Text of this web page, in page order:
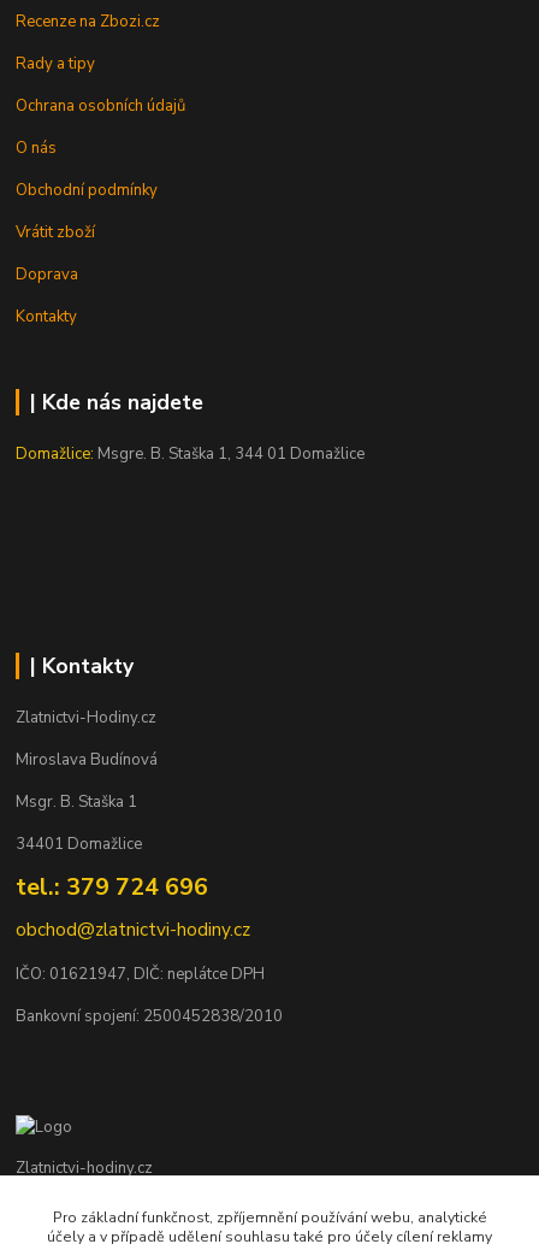
Recenze na Zbozi.cz
Rady a tipy
Ochrana osobních údajů
O nás
Obchodní podmínky
Vrátit zboží
Doprava
Kontakty
| Kde nás najdete
Domažlice: Msgre. B. Staška 1, 344 01 Domažlice
| Kontakty
Zlatnictvi-Hodiny.cz
Miroslava Budínová
Msgr. B. Staška 1
34401 Domažlice
tel.: 379 724 696
obchod@zlatnictvi-hodiny.cz
IČO: 01621947, DIČ: neplátce DPH
Bankovní spojení: 2500452838/2010
Zlatnictvi-hodiny.cz
+420 379 492 545
Pro základní funkčnost, zpříjemnění používání webu, analytické
účely a v případě udělení souhlasu také pro účely cílení reklamy